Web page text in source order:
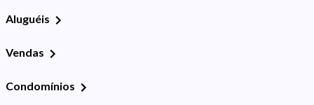
Aluguéis
Vendas
Condomínios